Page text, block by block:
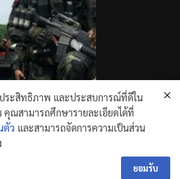
WordPress.
ระสิทธิภาพ และประสบการณ์ที่ดีใน
คุณสามารถศึกษารายละเอียดได้ที่
ตัว และสามารถจัดการความเป็นส่วน
ยอมรับ